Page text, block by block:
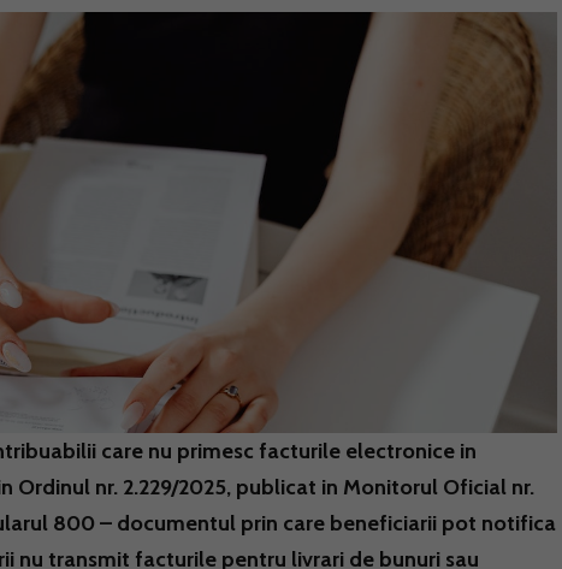
care nu primesc facturile electronice in
Ordinul nr. 2.229/2025, publicat in Monitorul Oficial nr.
800 – documentul prin care beneficiarii pot notifica
nu transmit facturile pentru livrari de bunuri sau